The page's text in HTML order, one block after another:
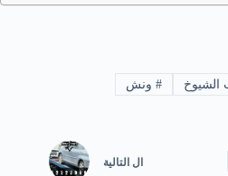
الشيوخ # ونش
ال التالية